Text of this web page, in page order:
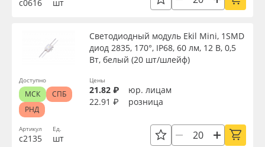
Orajet 3640
ПЭТ листовой
ПЭТ бэклит
с0616 шт
Артикул
с2135
Светодиодный модуль Ekil Mini, 1SMD
диод 2835, 170°, IP68, 60 лм, 12 В, 0,5
Вт, белый (20 шт/шлейф)
Ед.
шт
Цены
21.82 ₽
юр. лицам
22.91 ₽
розница
Доступно
МСК
СПБ
РНД